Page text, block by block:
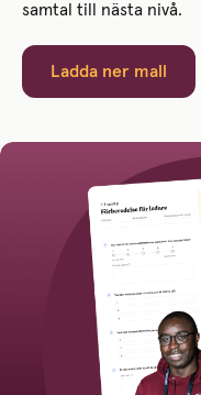
samtal till nästa nivå.
Ladda ner mall